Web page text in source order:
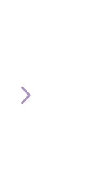
Cher Dieciocho